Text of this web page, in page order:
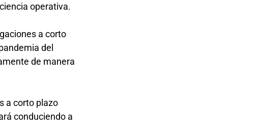
operativa.
a corto
del
de manera
a corto plazo
conduciendo a